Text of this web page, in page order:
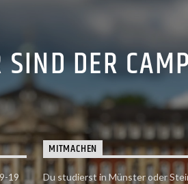
DER
19
MITMACHEN
Du studierst in Münster oder